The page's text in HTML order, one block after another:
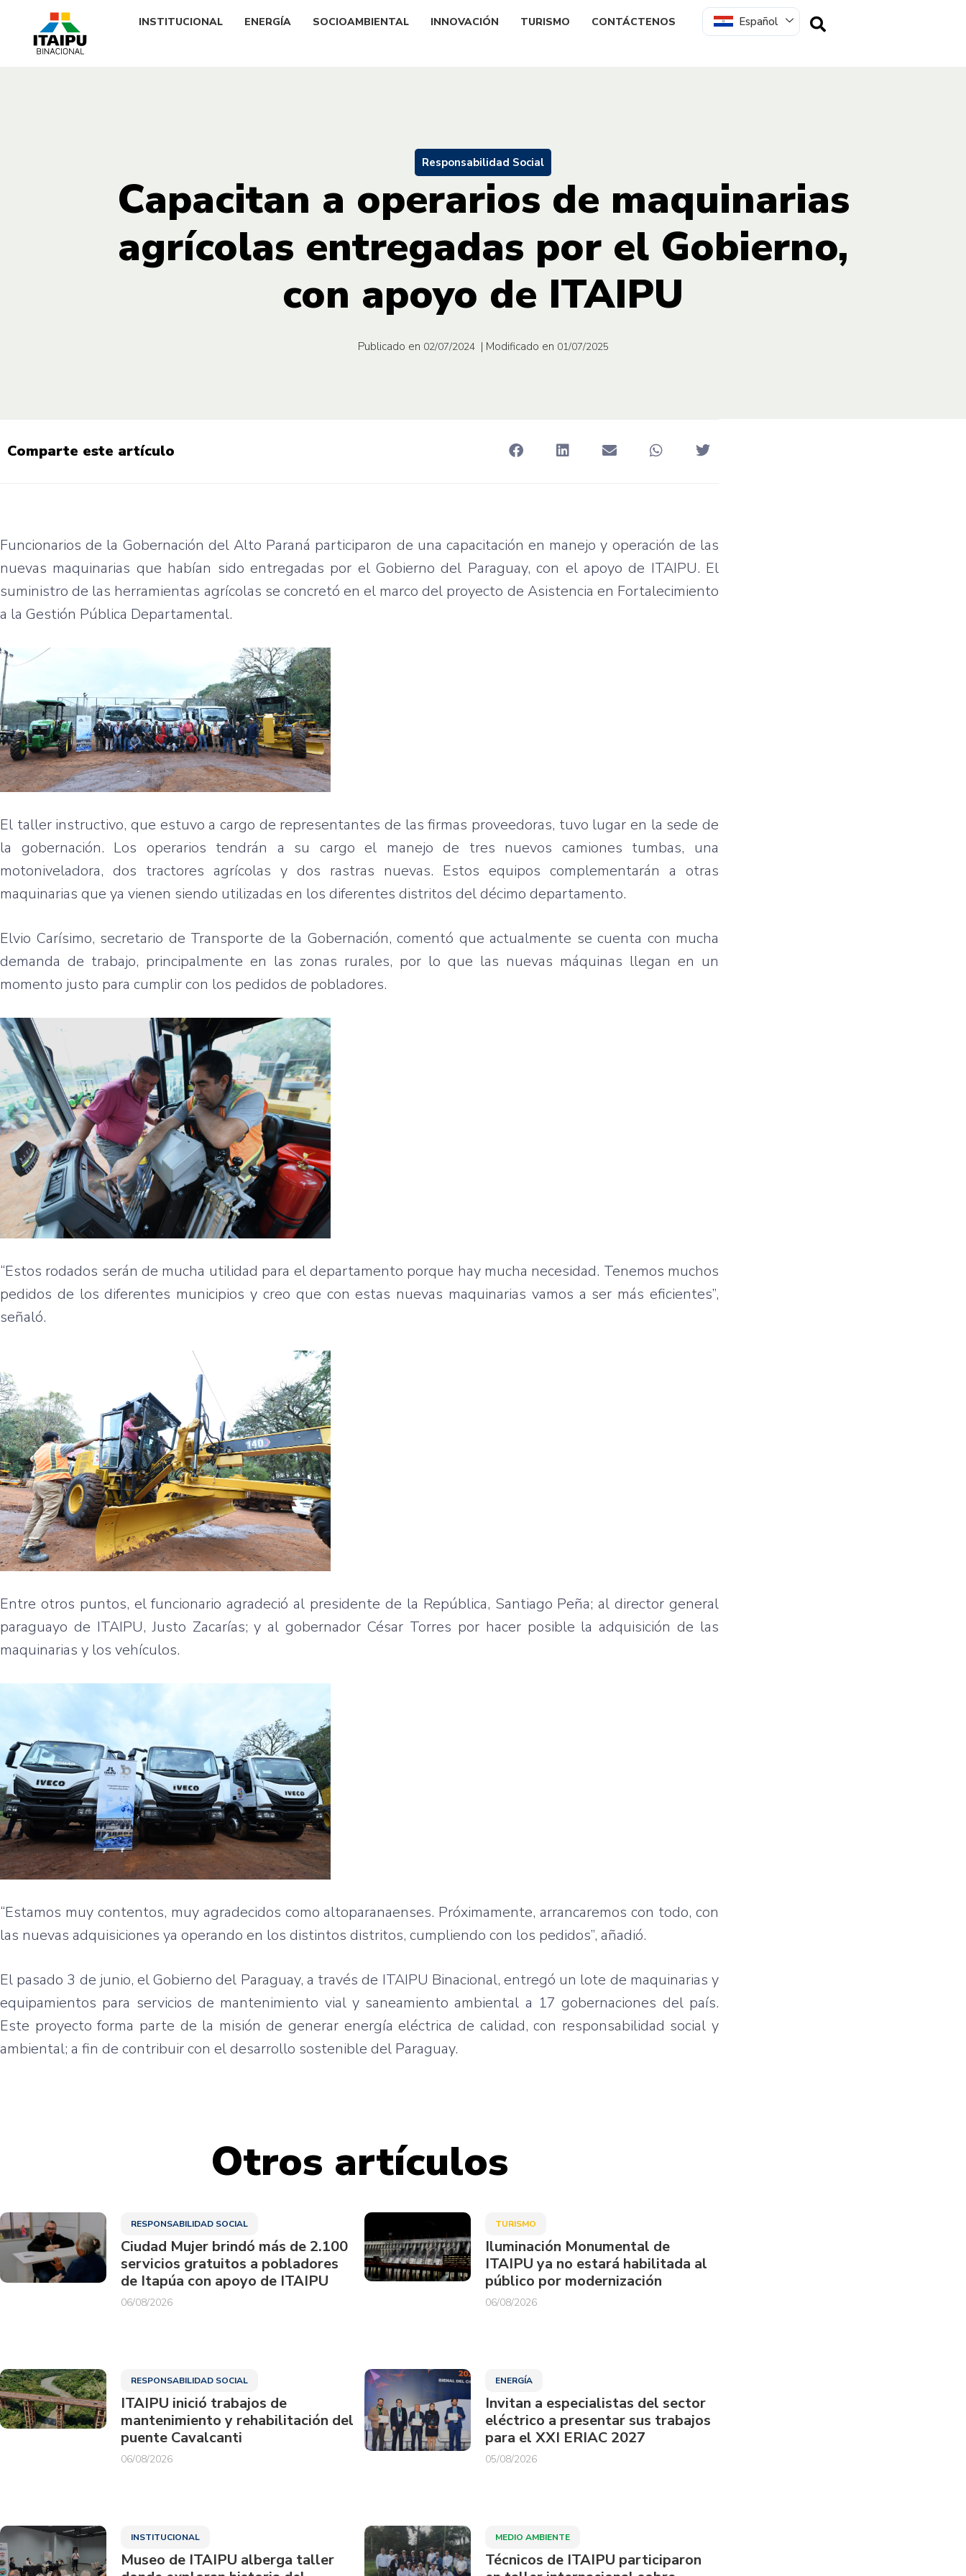
INSTITUCIONAL ENERGÍA SOCIOAMBIENTAL INNOVACIÓN TURISMO CONTÁCTENOS Español
Responsabilidad Social
Capacitan a operarios de maquinarias
agrícolas entregadas por el Gobierno,
con apoyo de ITAIPU
Publicado en 02/07/2024 | Modificado en 01/07/2025
Comparte este artículo
Funcionarios de la Gobernación del Alto Paraná participaron de una capacitación en manejo y operación de las
nuevas maquinarias que habían sido entregadas por el Gobierno del Paraguay, con el apoyo de ITAIPU. El
suministro de las herramientas agrícolas se concretó en el marco del proyecto de Asistencia en Fortalecimiento
a la Gestión Pública Departamental.
El taller instructivo, que estuvo a cargo de representantes de las firmas proveedoras, tuvo lugar en la sede de
la gobernación. Los operarios tendrán a su cargo el manejo de tres nuevos camiones tumbas, una
motoniveladora, dos tractores agrícolas y dos rastras nuevas. Estos equipos complementarán a otras
maquinarias que ya vienen siendo utilizadas en los diferentes distritos del décimo departamento.
Elvio Carísimo, secretario de Transporte de la Gobernación, comentó que actualmente se cuenta con mucha
demanda de trabajo, principalmente en las zonas rurales, por lo que las nuevas máquinas llegan en un
momento justo para cumplir con los pedidos de pobladores.
“Estos rodados serán de mucha utilidad para el departamento porque hay mucha necesidad. Tenemos muchos
pedidos de los diferentes municipios y creo que con estas nuevas maquinarias vamos a ser más eficientes”,
señaló.
Entre otros puntos, el funcionario agradeció al presidente de la República, Santiago Peña; al director general
paraguayo de ITAIPU, Justo Zacarías; y al gobernador César Torres por hacer posible la adquisición de las
maquinarias y los vehículos.
“Estamos muy contentos, muy agradecidos como altoparanaenses. Próximamente, arrancaremos con todo, con
las nuevas adquisiciones ya operando en los distintos distritos, cumpliendo con los pedidos”, añadió.
El pasado 3 de junio, el Gobierno del Paraguay, a través de ITAIPU Binacional, entregó un lote de maquinarias y
equipamientos para servicios de mantenimiento vial y saneamiento ambiental a 17 gobernaciones del país.
Este proyecto forma parte de la misión de generar energía eléctrica de calidad, con responsabilidad social y
ambiental; a fin de contribuir con el desarrollo sostenible del Paraguay.
Otros artículos
RESPONSABILIDAD SOCIAL
Ciudad Mujer brindó más de 2.100
servicios gratuitos a pobladores
de Itapúa con apoyo de ITAIPU
06/08/2026
TURISMO
Iluminación Monumental de
ITAIPU ya no estará habilitada al
público por modernización
06/08/2026
RESPONSABILIDAD SOCIAL
ITAIPU inició trabajos de
mantenimiento y rehabilitación del
puente Cavalcanti
06/08/2026
ENERGÍA
Invitan a especialistas del sector
eléctrico a presentar sus trabajos
para el XXI ERIAC 2027
05/08/2026
INSTITUCIONAL
Museo de ITAIPU alberga taller
MEDIO AMBIENTE
Técnicos de ITAIPU participaron